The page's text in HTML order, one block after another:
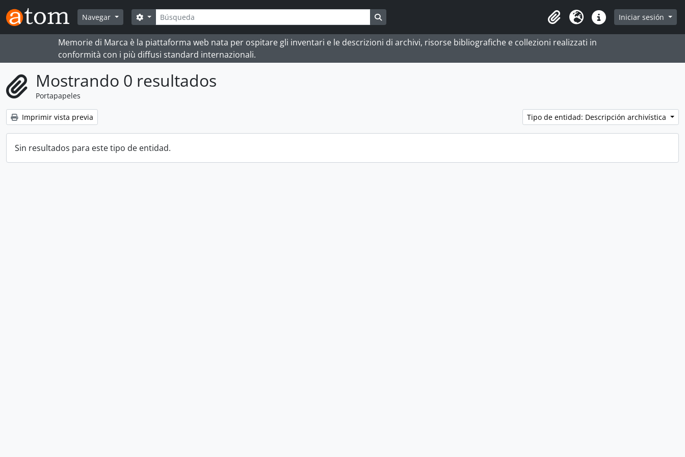
Skip to main content
Navegar
Búsqueda
Search options
Portapapeles
Idioma Enlaces rápidos
Iniciar sesión
Memorie di Marca è la piattaforma web nata per ospitare gli inventari e le descrizioni di archivi, risorse bibliografiche e collezioni realizzati in
conformità con i più diffusi standard internazionali.
Mostrando 0 resultados
Portapapeles
Imprimir vista previa Tipo de entidad: Descripción archivística
Sin resultados para este tipo de entidad.